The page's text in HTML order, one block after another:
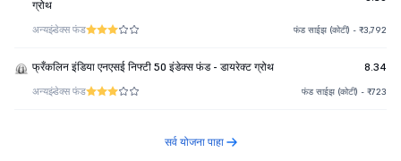
ग्रोथ
अन्यइंडेक्स फंड फंड साईझ (कोटी) - ₹3,792
फ्रँकलिन इंडिया एनएसई निफ्टी 50 इंडेक्स फंड - डायरेक्ट ग्रोथ 8.34
अन्यइंडेक्स फंड फंड साईझ (कोटी) - ₹723
सर्व योजना पाहा